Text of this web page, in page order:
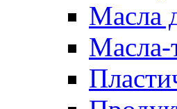
Масла
Масла-